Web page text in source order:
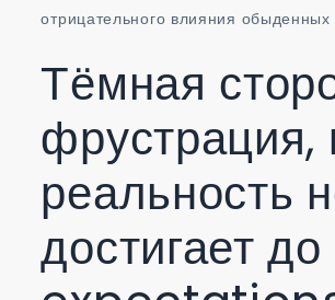
отрицательного влияния обыденных
Тёмная
фрустрация,
реальность
достигает до